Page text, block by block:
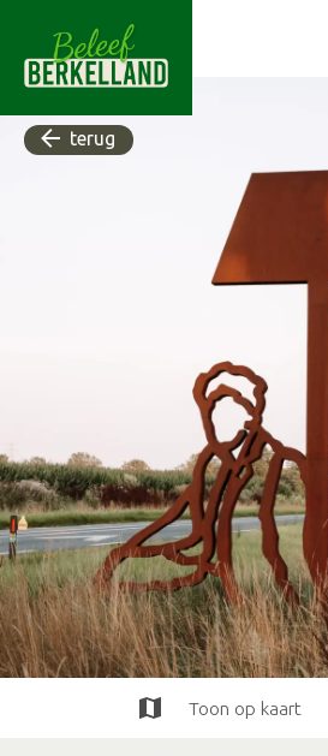
terug
Toon op kaart